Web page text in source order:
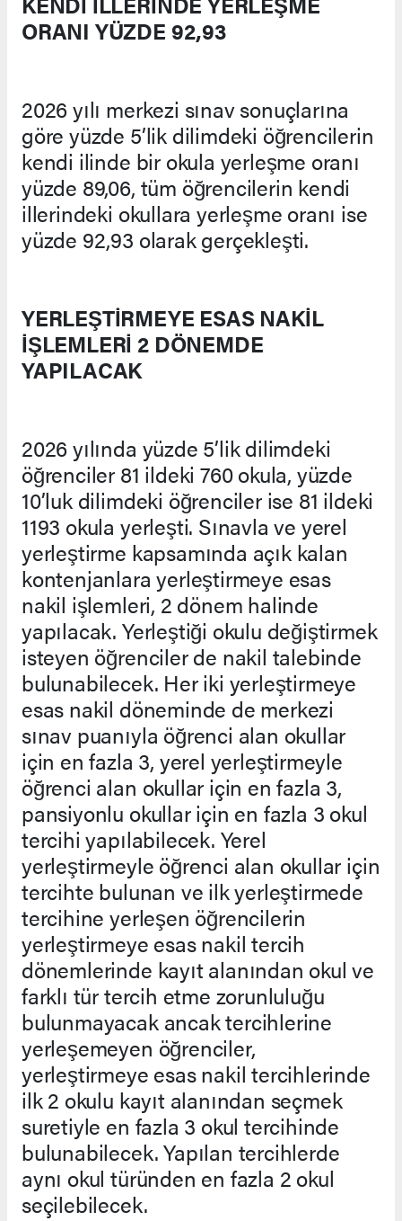
ORANI YÜZDE 92,93
2026 yılı merkezi sınav sonuçlarına
göre yüzde 5’lik dilimdeki öğrencilerin
kendi ilinde bir okula yerleşme oranı
yüzde 89,06, tüm öğrencilerin kendi
illerindeki okullara yerleşme oranı ise
yüzde 92,93 olarak gerçekleşti.
YERLEŞTİRMEYE ESAS NAKİL
İŞLEMLERİ 2 DÖNEMDE
YAPILACAK
2026 yılında yüzde 5’lik dilimdeki
öğrenciler 81 ildeki 760 okula, yüzde
10’luk dilimdeki öğrenciler ise 81 ildeki
1193 okula yerleşti. Sınavla ve yerel
yerleştirme kapsamında açık kalan
kontenjanlara yerleştirmeye esas
nakil işlemleri, 2 dönem halinde
yapılacak. Yerleştiği okulu değiştirmek
isteyen öğrenciler de nakil talebinde
bulunabilecek. Her iki yerleştirmeye
esas nakil döneminde de merkezi
sınav puanıyla öğrenci alan okullar
için en fazla 3, yerel yerleştirmeyle
öğrenci alan okullar için en fazla 3,
pansiyonlu okullar için en fazla 3 okul
tercihi yapılabilecek. Yerel
yerleştirmeyle öğrenci alan okullar için
tercihte bulunan ve ilk yerleştirmede
tercihine yerleşen öğrencilerin
yerleştirmeye esas nakil tercih
dönemlerinde kayıt alanından okul ve
farklı tür tercih etme zorunluluğu
bulunmayacak ancak tercihlerine
yerleşemeyen öğrenciler,
yerleştirmeye esas nakil tercihlerinde
ilk 2 okulu kayıt alanından seçmek
suretiyle en fazla 3 okul tercihinde
bulunabilecek. Yapılan tercihlerde
aynı okul türünden en fazla 2 okul
seçilebilecek.